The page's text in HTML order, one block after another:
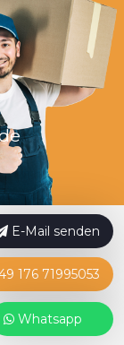
E-Mail senden
176 71995053
Whatsapp